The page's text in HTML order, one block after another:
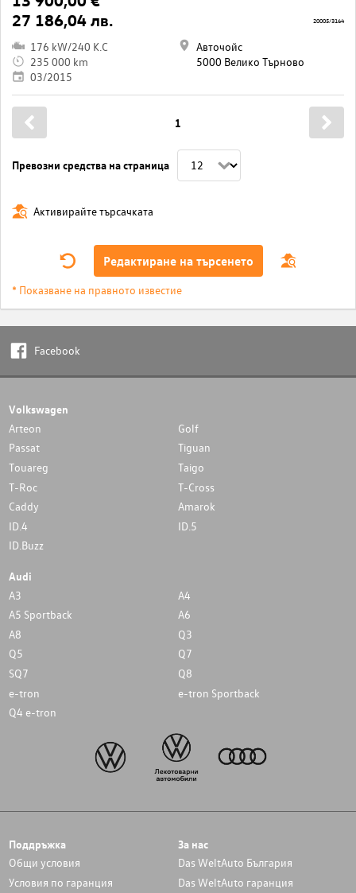
27 186,04 лв.
176 kW/240 K.C
235 000 km
03/2015
Авточойс
5000 Велико Търново
20005/3164
Превозни средства на страница
1
Активирайте търсачката
Редактиране на търсенето
* Показване на правното известие
Facebook
Volkswagen
Arteon
Golf
Passat
Tiguan
Touareg
Taigo
T-Roc
T-Cross
Caddy
Amarok
ID.4
ID.5
ID.Buzz
Audi
A3
A4
A5 Sportback
A6
A8
Q3
Q5
Q7
SQ7
Q8
e-tron
e-tron Sportback
Q4 e-tron
Поддръжка
Общи условия
Условия по гаранция
За нас
Das WeltAuto България
Das WeltAuto гаранция